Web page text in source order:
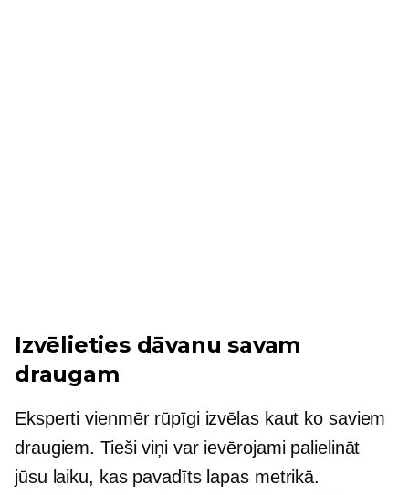
Izvēlieties dāvanu savam
draugam
Eksperti vienmēr rūpīgi izvēlas kaut ko saviem
draugiem. Tieši viņi var ievērojami palielināt
jūsu laiku, kas pavadīts lapas metrikā.